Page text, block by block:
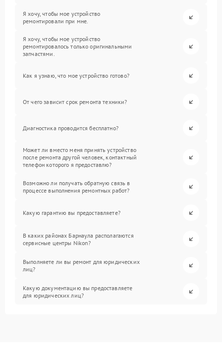
Я хочу, чтобы мое устройство
ремонтировали при мне.
Я хочу, чтобы мое устройство
ремонтировалось только оригинальными
запчастями.
Как я узнаю, что мое устройство готово?
От чего зависит срок ремонта техники?
Диагностика проводится бесплатно?
Может ли вместо меня принять устройство
после ремонта другой человек, контактный
телефон которого я предоставлю?
Возможно ли получать обратную связь в
процессе выполнения ремонтных работ?
Какую гарантию вы предоставляете?
В каких районах Барнаула располагаются
сервисные центры Nikon?
Выполняете ли вы ремонт для юридических
лиц?
Какую документацию вы предоставляете
для юридических лиц?